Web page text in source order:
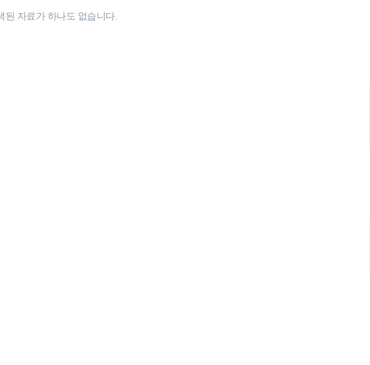
된 자료가 하나도 없습니다.